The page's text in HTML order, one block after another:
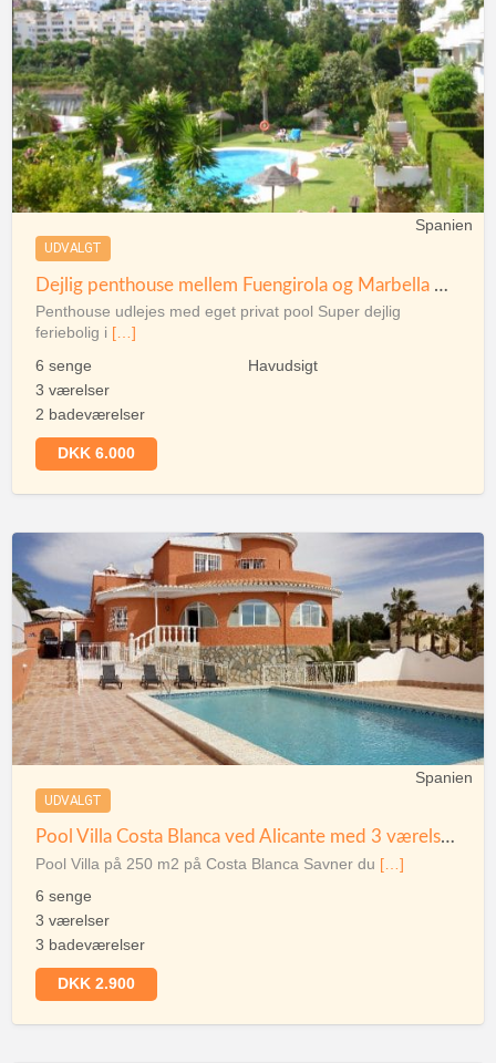
UDVALGT
Spanien
Dejlig penthouse mellem Fuengirola og Marbella med 180 graders udsigt over Middelhavet
Penthouse udlejes med eget privat pool Super dejlig
feriebolig i […]
6 senge
3 værelser
2 badeværelser
Havudsigt
DKK 6.000
UDVALGT
Spanien
Pool Villa Costa Blanca ved Alicante med 3 værelser og 3 badværelser
Pool Villa på 250 m2 på Costa Blanca Savner du […]
6 senge
3 værelser
3 badeværelser
DKK 2.900